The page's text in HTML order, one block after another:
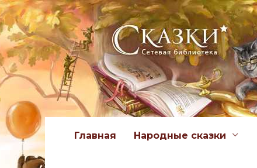
Перейти
к
содержанию
Главная Народные сказки